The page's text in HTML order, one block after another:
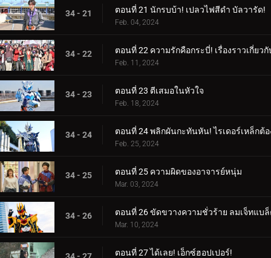
34 - 21 ตอนที่ 21 นักรบบ้า! เปลวไฟสีดำ บัลวารัด!
Feb. 04, 2024
34 - 22 ตอนที่ 22 ความรักคือกระบี่! เรื่องราวเกี่ยว
Feb. 11, 2024
34 - 23 ตอนที่ 23 ตีเสมอในหัวใจ
Feb. 18, 2024
34 - 24 ตอนที่ 24 พลิกผันกะทันหัน! ไรเดอร์เหล็กต้
Feb. 25, 2024
34 - 25 ตอนที่ 25 ความผิดของอาจารย์หนุ่ม
Mar. 03, 2024
34 - 26 ตอนที่ 26 ขัดขวางความชั่วร้าย ลมเจ็ทแบ
Mar. 10, 2024
34 - 27 ตอนที่ 27 ได้เลย! เอ็กซ์ฮอปเปอร์!